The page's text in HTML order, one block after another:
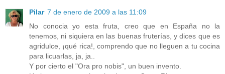
Pilar 7 de enero de 2009 a las 11:09
No conocia yo esta fruta, creo que en España no la
tenemos, ni siquiera en las buenas fruterías, y dices que es
agridulce, ¡qué rica!, comprendo que no lleguen a tu cocina
para licuarlas, ja, ja..
Y por cierto el "Ora pro nobis", un buen invento.